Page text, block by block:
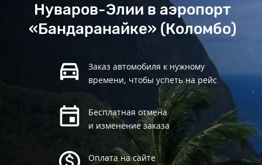
Нуваров-Элии в аэропорт
«Бандаранайке» (Коломбо)
Заказ автомобиля к нужному
времени, чтобы успеть на рейс
Бесплатная отмена
и изменение заказа
Оплата на сайте